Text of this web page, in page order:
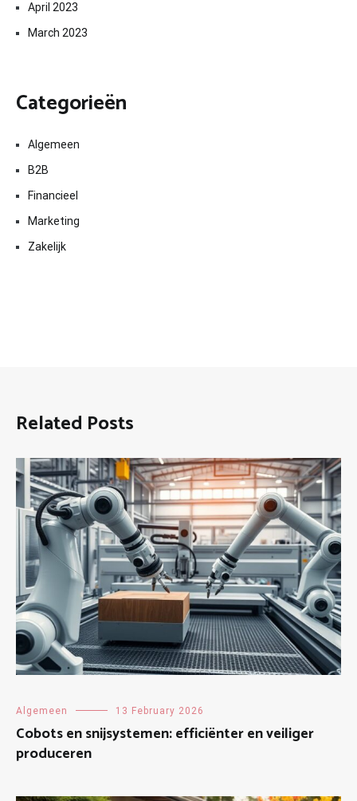
April 2023
March 2023
Categorieën
Algemeen
B2B
Financieel
Marketing
Zakelijk
Related Posts
Algemeen 13 February 2026
Cobots en snijsystemen: efficiënter en veiliger
produceren